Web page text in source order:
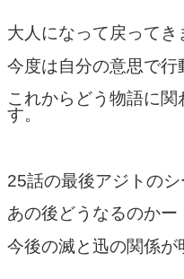
大人になって戻ってき
今度は自分の意思で行
これからどう物語に
す。
25話の最後アジトのシ
あの後どうなるのかー
今後の滅と迅の関係が